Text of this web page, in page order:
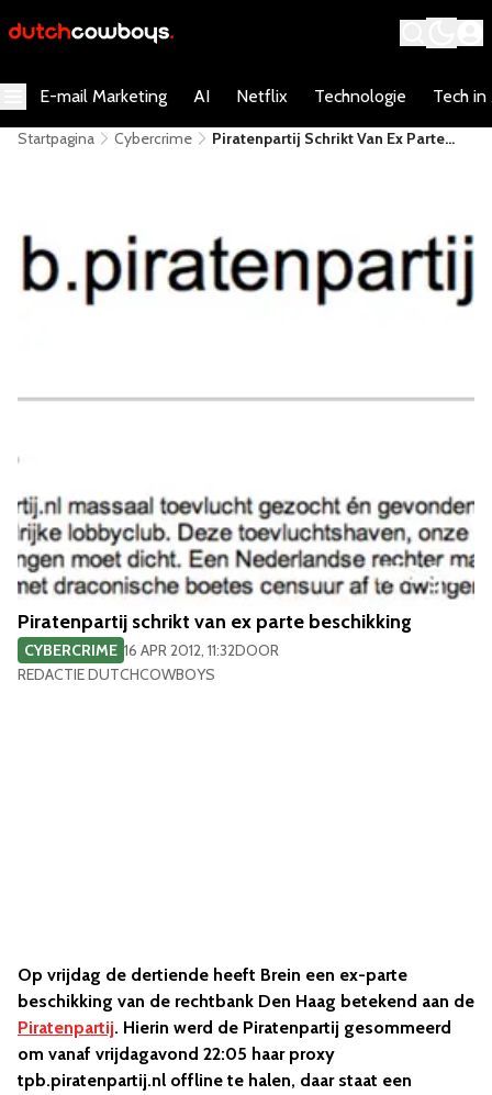
E-mail Marketing AI Netflix Technologie Tech in
Startpagina Cybercrime
Piratenpartij Schrikt Van Ex Parte
Piratenpartij schrikt van ex parte beschikking
CYBERCRIME 16 APR 2012, 11:32DOOR
REDACTIE DUTCHCOWBOYS
Op vrijdag de dertiende heeft Brein een ex-parte
beschikking van de rechtbank Den Haag betekend aan de
Piratenpartij. Hierin werd de Piratenpartij gesommeerd
om vanaf vrijdagavond 22:05 haar proxy
tpb.piratenpartij.nl offline te halen, daar staat een